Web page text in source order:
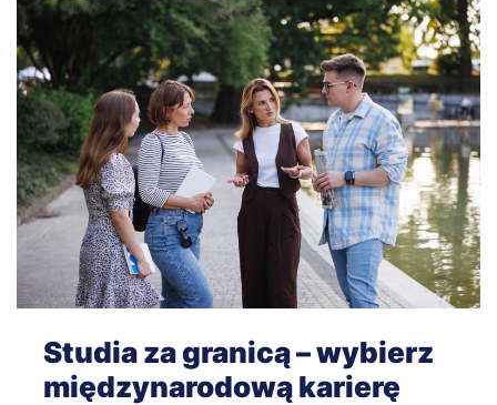
Studia za granicą – wybierz
międzynarodową karierę